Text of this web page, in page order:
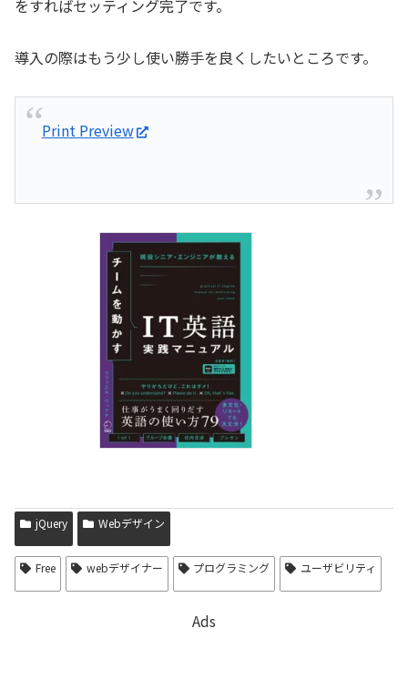
をすればセッティング完了です。
導入の際はもう少し使い勝手を良くしたいところです。
Print Preview
jQuery Webデザイン
Free webデザイナー プログラミング ユーザビリティ
Ads